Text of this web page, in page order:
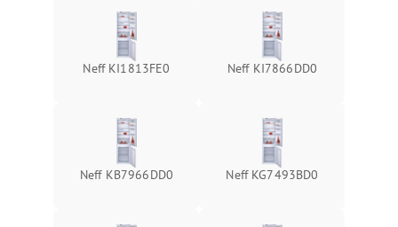
Neff KI1813FE0 Neff KI7866DD0
Neff KB7966DD0 Neff KG7493BD0